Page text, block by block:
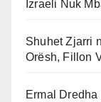
Izraeli Nuk
Shuhet Zjarri
Orësh, Fillon
Ermal Dredha